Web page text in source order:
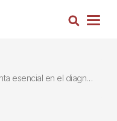
Busca
en el diagnóstico médico